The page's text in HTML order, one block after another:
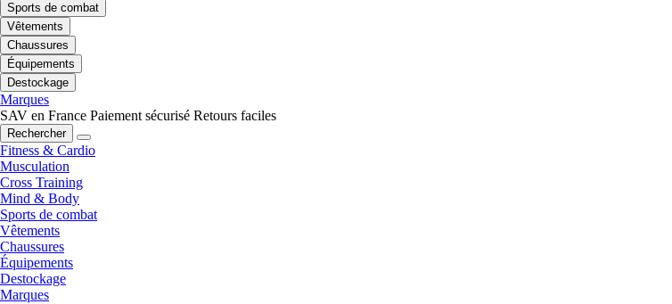
Sports de combat
Vêtements
Chaussures
Équipements
Destockage
Marques
SAV en France Paiement sécurisé Retours faciles
Rechercher
Fitness & Cardio
Musculation
Cross Training
Mind & Body
Sports de combat
Vêtements
Chaussures
Équipements
Destockage
Marques